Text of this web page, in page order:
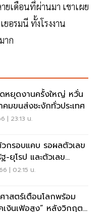
ยเดือนที่ผ่านมา เขาเผย
อรมนี ทั้งโรงงาน
าก
หยุดงานครั้งใหญ่ หวั่น
คมขนส่งชะงักทั่วประเทศ
| 23:13 น.
กรอบแคบ รอผลตัวเลข
-ยุโรป และตัวเลข
PRICE
| 02:15 น.
าสตร์เตือนโลกพร้อม
เงินเฟ้อสูง” หลังวิกฤต